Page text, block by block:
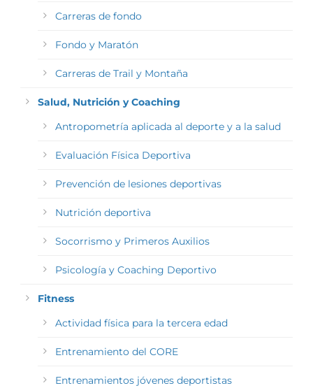
Carreras de fondo
Fondo y Maratón
Carreras de Trail y Montaña
Salud, Nutrición y Coaching
Antropometría aplicada al deporte y a la salud
Evaluación Física Deportiva
Prevención de lesiones deportivas
Nutrición deportiva
Socorrismo y Primeros Auxilios
Psicología y Coaching Deportivo
Fitness
Actividad física para la tercera edad
Entrenamiento del CORE
Entrenamientos jóvenes deportistas